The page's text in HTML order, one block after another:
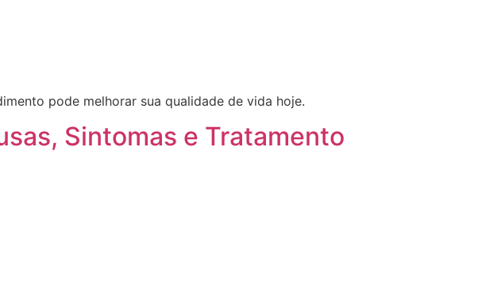
pode melhorar sua qualidade de vida hoje.
Sintomas e Tratamento